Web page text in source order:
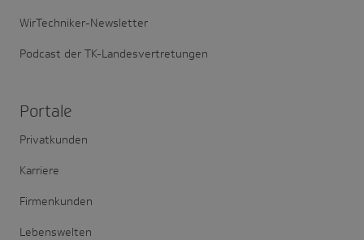
WirTechniker-Newsletter
Podcast der TK-Landesvertretungen
Portale
Privatkunden
Karriere
Firmenkunden
Lebenswelten